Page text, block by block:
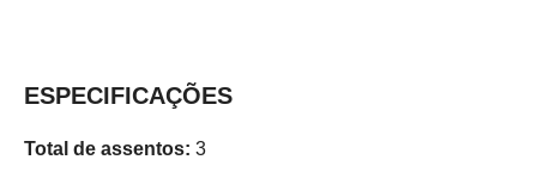
ESPECIFICAÇÕES
Total de assentos: 3